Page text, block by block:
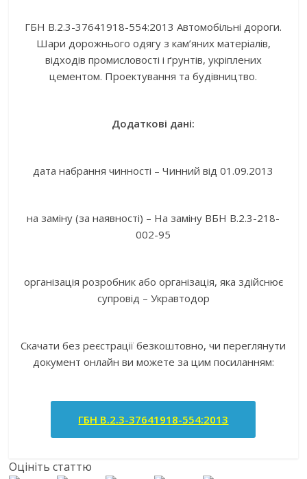
ГБН В.2.3-37641918-554:2013 Автомобільні дороги.
Шари дорожнього одягу з кам’яних матеріалів,
відходів промисловості і ґрунтів, укріплених
цементом. Проектування та будівництво.
Додаткові дані:
дата набрання чинності – Чинний від 01.09.2013
на заміну (за наявності) – На заміну ВБН В.2.3-218-
002-95
організація розробник або організація, яка здійснює
супровід – Укравтодор
Скачати без реєстрації безкоштовно, чи переглянути
документ онлайн ви можете за цим посиланням:
ГБН В.2.3-37641918-554:2013
Оцініть статтю